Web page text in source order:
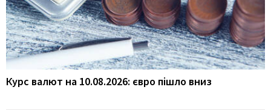
Курс валют на 10.08.2026: євро пішло вниз